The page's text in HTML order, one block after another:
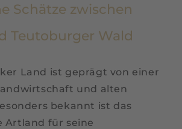
Schätze zwischen
Teutoburger Wald
Land ist geprägt von einer
und alten
bekannt ist das
Artland für seine